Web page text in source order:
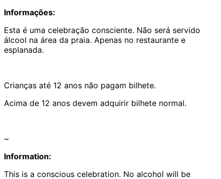
Informações:
Esta é uma celebração consciente. Não será servido
álcool na área da praia. Apenas no restaurante e
esplanada.
Crianças até 12 anos não pagam bilhete.
Acima de 12 anos devem adquirir bilhete normal.
~
Information:
This is a conscious celebration. No alcohol will be